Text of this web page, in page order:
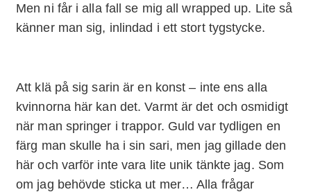
Men ni får i alla fall se mig all wrapped up. Lite så
känner man sig, inlindad i ett stort tygstycke.
Att klä på sig sarin är en konst – inte ens alla
kvinnorna här kan det. Varmt är det och osmidigt
när man springer i trappor. Guld var tydligen en
färg man skulle ha i sin sari, men jag gillade den
här och varför inte vara lite unik tänkte jag. Som
om jag behövde sticka ut mer… Alla frågar